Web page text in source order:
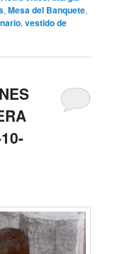
,Mesa del Banquete,
,vestido de